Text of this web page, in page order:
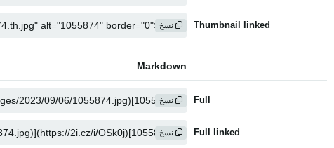
Thumbnail linked نسخ
Markdown
Full نسخ
Full linked نسخ